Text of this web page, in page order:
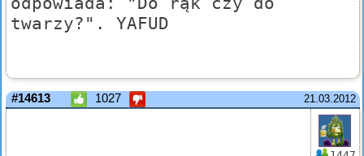
twarzy?". YAFUD
21.03.2012
#14613 1027